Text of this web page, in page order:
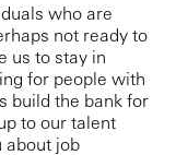
who are
not ready to
us to stay in
for people with
build the bank for
to our talent
about job